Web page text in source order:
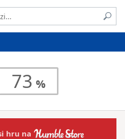
73
hru na